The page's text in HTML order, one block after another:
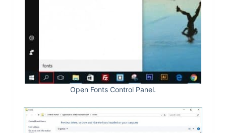
Open Fonts Control Panel.